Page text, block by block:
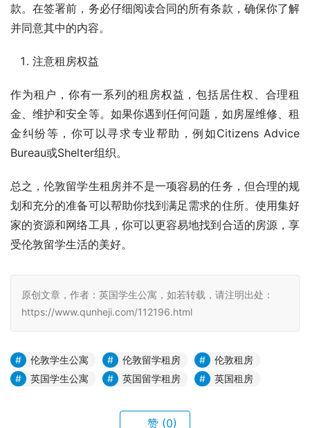
款。在签署前，务必仔细阅读合同的所有条款，确保你了解
并同意其中的内容。
注意租房权益
作为租户，你有一系列的租房权益，包括居住权、合理租
金、维护和安全等。如果你遇到任何问题，如房屋维修、租
金纠纷等，你可以寻求专业帮助，例如Citizens Advice
Bureau或Shelter组织。
总之，伦敦留学生租房并不是一项容易的任务，但合理的规
划和充分的准备可以帮助你找到满足需求的住所。使用集好
家的资源和网络工具，你可以更容易地找到合适的房源，享
受伦敦留学生活的美好。
原创文章，作者：英国学生公寓，如若转载，请注明出处：
https://www.qunheji.com/112196.html
伦敦学生公寓 伦敦留学租房
伦敦租房
英国学生公寓
英国留学租房 英国租房
赞 (0)